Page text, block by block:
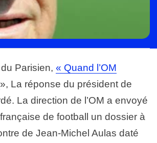
Parisien, « Quand l’OM
», La réponse du président de
La direction de l’OM a envoyé
de football un dossier à
de Jean-Michel Aulas daté